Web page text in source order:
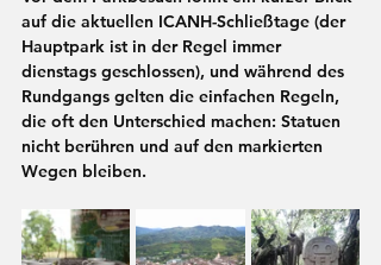
auf die aktuellen ICANH-Schließtage (der
Hauptpark ist in der Regel immer
dienstags geschlossen), und während des
Rundgangs gelten die einfachen Regeln,
die oft den Unterschied machen: Statuen
nicht berühren und auf den markierten
Wegen bleiben.